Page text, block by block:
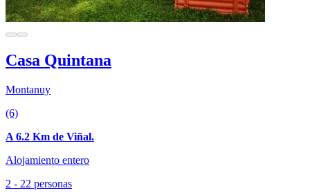
Casa Quintana
Montanuy
(6)
A 6.2 Km de Viñal.
Alojamiento entero
2 - 22 personas